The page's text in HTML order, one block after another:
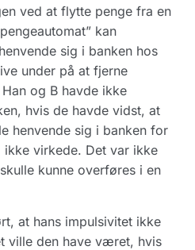
ved at flytte penge fra en
kan
sig i banken hos
under på at fjerne
og B havde ikke
hvis de havde vidst, at
henvende sig i banken for
virkede. Det var ikke
kunne overføres i en
at hans impulsivitet ikke
ville den have været, hvis